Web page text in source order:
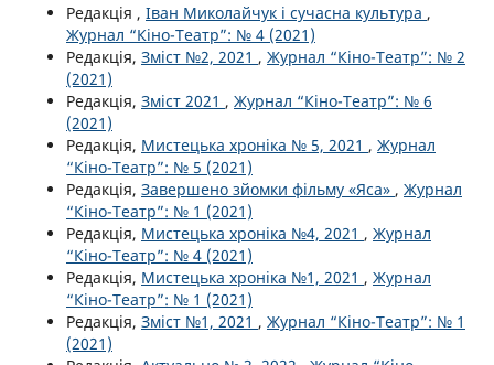
Редакція , Іван Миколайчук і сучасна культура ,
Журнал “Кіно-Театр”: № 4 (2021)
Редакція, Зміст №2, 2021 , Журнал “Кіно-Театр”: № 2
(2021)
Редакція, Зміст 2021 , Журнал “Кіно-Театр”: № 6
(2021)
Редакція, Мистецька хроніка № 5, 2021 , Журнал
“Кіно-Театр”: № 5 (2021)
Редакція, Завершено зйомки фільму «Яса» , Журнал
“Кіно-Театр”: № 1 (2021)
Редакція, Мистецька хроніка №4, 2021 , Журнал
“Кіно-Театр”: № 4 (2021)
Редакція, Мистецька хроніка №1, 2021 , Журнал
“Кіно-Театр”: № 1 (2021)
Редакція, Зміст №1, 2021 , Журнал “Кіно-Театр”: № 1
(2021)